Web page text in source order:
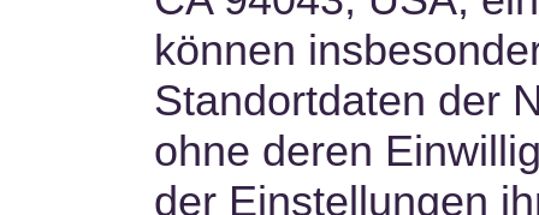
können
Standortdaten der
ohne deren
der Einstellungen